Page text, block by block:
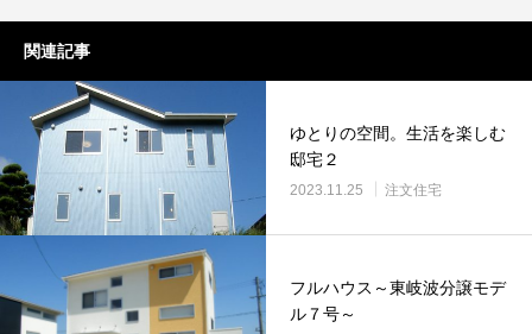
関連記事
ゆとりの空間。生活を楽しむ
邸宅２
2023.11.25 注文住宅
フルハウス～東岐波分譲モデ
ル７号～